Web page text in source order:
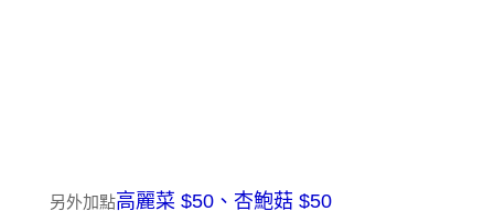
另外加點高麗菜 $50、杏鮑菇 $50